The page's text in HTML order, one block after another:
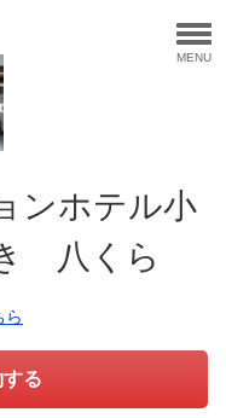
MENU
ンホテル小
八くら
ら
る